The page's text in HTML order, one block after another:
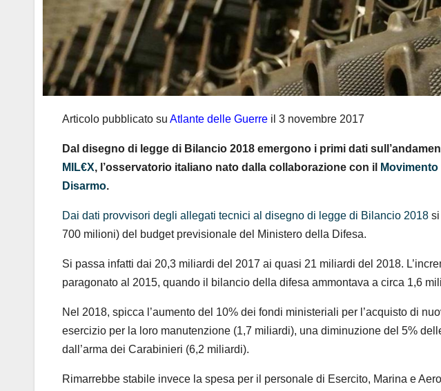
Articolo pubblicato su Atlante delle Guerre il 3 novembre 2017
Dal disegno di legge di Bilancio 2018 emergono i primi dati
MIL€X, l’osservatorio italiano nato dalla collaborazione con il
Disarmo.
Dai dati provvisori degli allegati tecnici al disegno di legge di Bilancio 2018
700 milioni) del budget previsionale del Ministero della Difesa.
Si passa infatti dai 20,3 miliardi del 2017 ai quasi 21 miliardi del 2018.
paragonato al 2015, quando il bilancio della difesa ammontava a circa 1,6
Nel 2018, spicca l’aumento del 10% dei fondi ministeriali per l’acquisto di
esercizio per la loro manutenzione (1,7 miliardi), una diminuzione del 5%
dall’arma dei Carabinieri (6,2 miliardi).
Rimarrebbe stabile invece la spesa per il personale di Esercito, Marina e